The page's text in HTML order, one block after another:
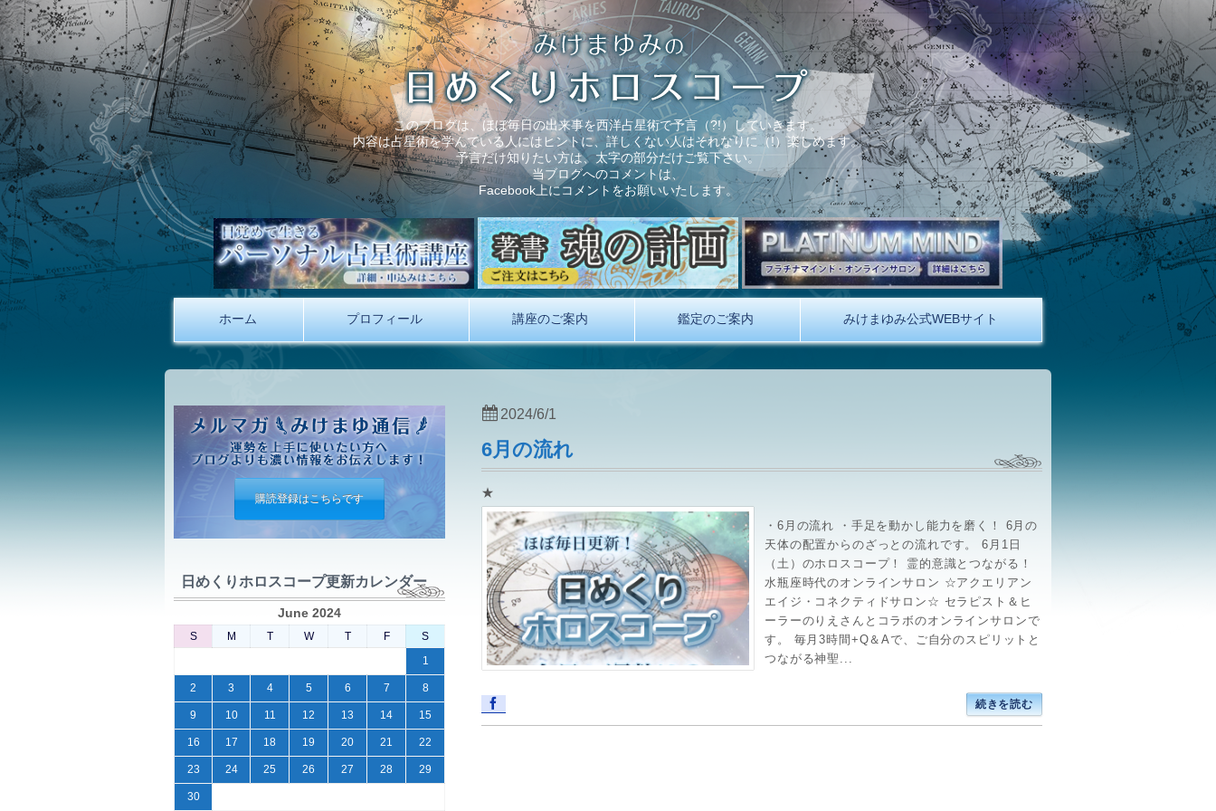
このブログは、ほぼ毎日の出来事を西洋占星術で予言（?!）していきます。
内容は占星術を学んでいる人にはヒントに、詳しくない人はそれなりに（!）楽しめます。
予言だけ知りたい方は、太字の部分だけご覧下さい。
当ブログへのコメントは、
Facebook上にコメントをお願いいたします。
ホーム プロフィール 講座のご案内 鑑定のご案内 みけまゆみ公式WEBサイト
6月の流れ
★
・6月の流れ ・手足を動かし能力を磨く！ 6月の
天体の配置からのざっとの流れです。 6月1日
（土）のホロスコープ！ 霊的意識とつながる！
水瓶座時代のオンラインサロン ☆アクエリアン
エイジ・コネクティドサロン☆ セラピスト＆ヒ
ーラーのりえさんとコラボのオンラインサロンで
す。 毎月3時間+Q＆Aで、ご自分のスピリットと
つながる神聖...
続きを読む
2024/6/1
購読登録はこちらです
日めくりホロスコープ更新カレンダー
June 2024
S M T W T F
S
1
2 3 4 5 6 7 8
9 10 11 12 13 14 15
16 17 18 19 20 21 22
23 24 25 26 27 28 29
30